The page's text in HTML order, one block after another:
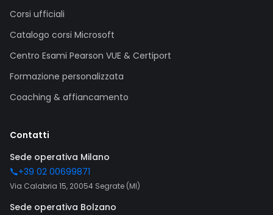
Corsi ufficiali
Catalogo corsi Microsoft
Centro Esami Pearson VUE & Certiport
Formazione personalizzata
Coaching & affiancamento
Contatti
Sede operativa Milano
+39 02 00699871
Via Calabria 15, 20054 Segrate (MI)
Sede operativa Bolzano